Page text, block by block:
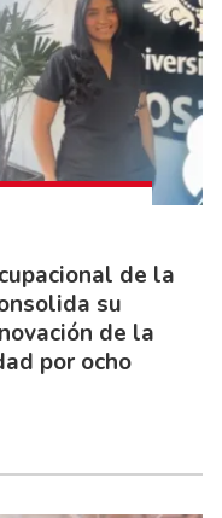
de la
su
de la
por ocho